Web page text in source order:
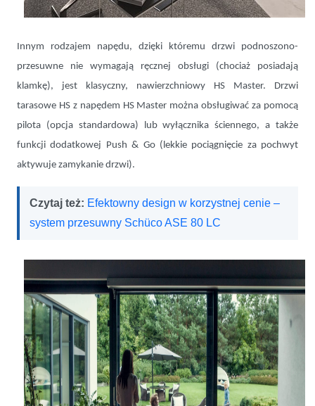
Innym rodzajem napędu, dzięki któremu drzwi podnoszono-
przesuwne nie wymagają ręcznej obsługi (chociaż posiadają
klamkę), jest klasyczny, nawierzchniowy HS Master. Drzwi
tarasowe HS z napędem HS Master można obsługiwać za pomocą
pilota (opcja standardowa) lub wyłącznika ściennego, a także
funkcji dodatkowej Push & Go (lekkie pociągnięcie za pochwyt
aktywuje zamykanie drzwi).
Czytaj też: Efektowny design w korzystnej cenie –
system przesuwny Schüco ASE 80 LC